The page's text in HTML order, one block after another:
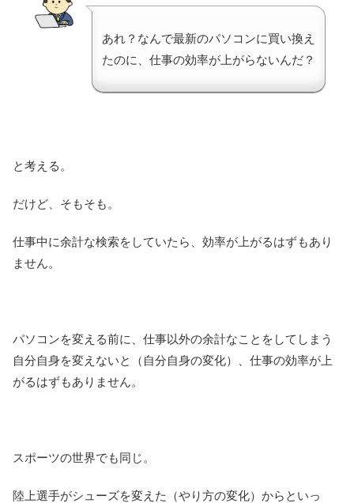
あれ？なんで最新のパソコンに買い換え
たのに、仕事の効率が上がらないんだ？
と考える。
だけど、そもそも。
仕事中に余計な検索をしていたら、効率が上がるはずもあり
ません。
パソコンを変える前に、仕事以外の余計なことをしてしまう
自分自身を変えないと（自分自身の変化）、仕事の効率が上
がるはずもありません。
スポーツの世界でも同じ。
陸上選手がシューズを変えた（やり方の変化）からといっ